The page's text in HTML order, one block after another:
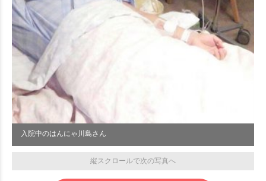
入院中のはんにゃ川島さん
縦スクロールで次の写真へ